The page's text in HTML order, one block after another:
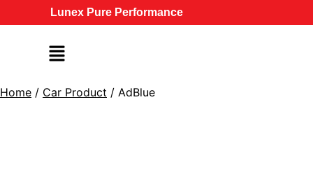
Lunex Pure Performance
Home / Car Product / AdBlue